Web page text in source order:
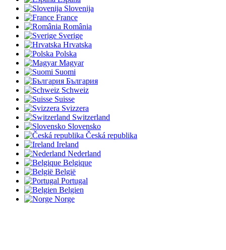
Slovenija
France
România
Sverige
Hrvatska
Polska
Magyar
Suomi
България
Schweiz
Suisse
Svizzera
Switzerland
Slovensko
Česká republika
Ireland
Nederland
Belgique
België
Portugal
Belgien
Norge